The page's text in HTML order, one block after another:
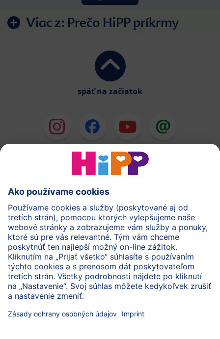
Viac z: Prečo HiPP príkrmy
späť na začiatok
HiPP Mlieka
HiPP Príkrmy
HiPP Tehotenstvo
Ochrana osobných údajov
Cookies a pravidlá používania webovej stránky
Imprint
O spoločnosti HiPP Kontakt